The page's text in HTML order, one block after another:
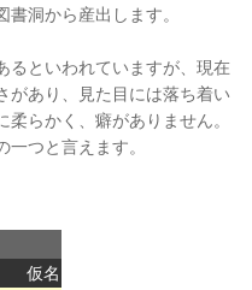
洞から産出します。
るといわれていますが、現在
があり、見た目には落ち着い
らかく、癖がありません。
つと言えます。
仮名